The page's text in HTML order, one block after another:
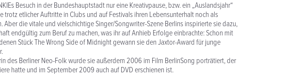
Besuch in der Bundeshauptstadt nur eine Kreativpause, bzw. ein „Auslandsjahr“
trotz etlicher Auftritte in Clubs und auf Festivals ihren Lebensunterhalt noch als
Aber die vitale und vielschichtige Singer/Songwriter-Szene Berlins inspirierte sie dazu,
endgültig zum Beruf zu machen, was ihr auf Anhieb Erfolge einbrachte: Schon mit
Stück The Wrong Side of Midnight gewann sie den Jaxtor-Award für junge
des Berliner Neo-Folk wurde sie außerdem 2006 im Film BerlinSong porträtiert, der
hatte und im September 2009 auch auf DVD erschienen ist.